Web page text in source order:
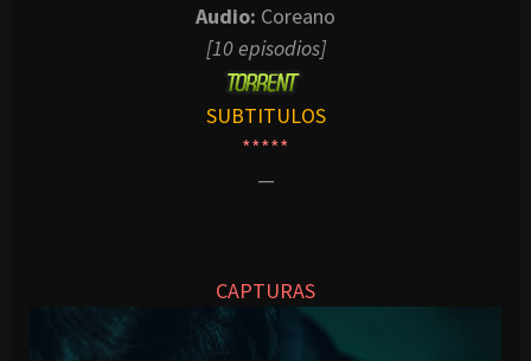
Audio: Coreano
[10 episodios]
SUBTITULOS
*****
—
CAPTURAS